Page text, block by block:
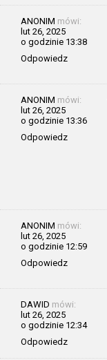
ANONIM mówi:
lut 26, 2025
o godzinie 13:38
Odpowiedz
ANONIM mówi:
lut 26, 2025
o godzinie 13:36
Odpowiedz
ANONIM mówi:
lut 26, 2025
o godzinie 12:59
Odpowiedz
DAWID mówi:
lut 26, 2025
o godzinie 12:34
Odpowiedz